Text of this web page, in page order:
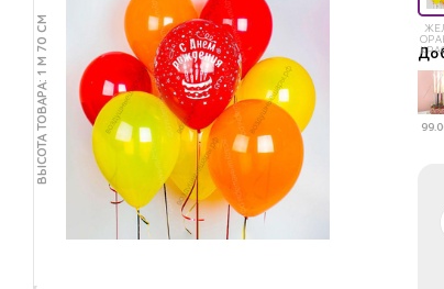
ВЫСОТА ТОВАРА: 1 М 70 СМ